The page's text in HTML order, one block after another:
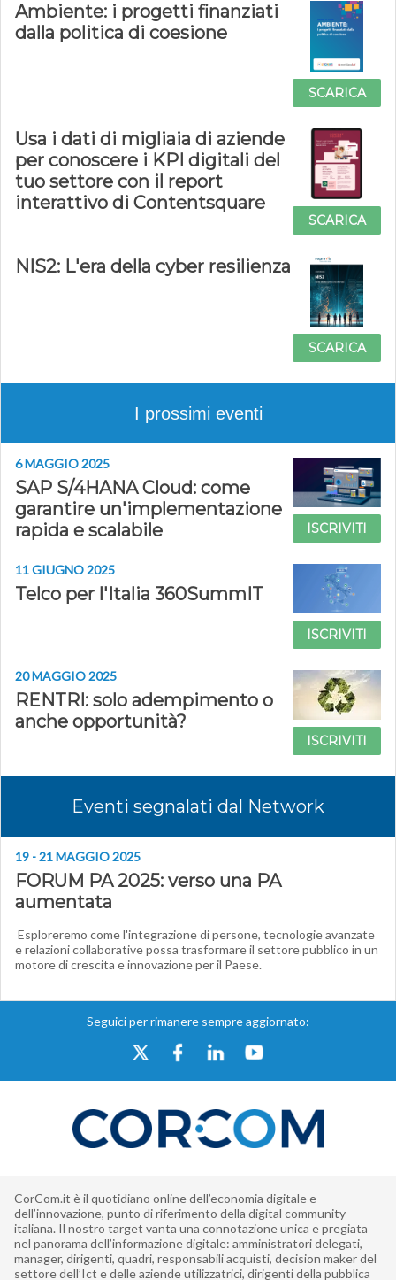
Ambiente: i progetti finanziati
dalla politica di coesione
SCARICA
Usa i dati di migliaia di aziende
per conoscere i KPI digitali del
tuo settore con il report
interattivo di Contentsquare
SCARICA
NIS2: L'era della cyber resilienza
SCARICA
I prossimi eventi
6 MAGGIO 2025
SAP S/4HANA Cloud: come
garantire un'implementazione
rapida e scalabile
ISCRIVITI
11 GIUGNO 2025
Telco per l'Italia 360SummIT
ISCRIVITI
20 MAGGIO 2025
RENTRI: solo adempimento o
anche opportunità?
ISCRIVITI
Eventi segnalati dal Network
19 - 21 MAGGIO 2025
FORUM PA 2025: verso una PA
aumentata
Esploreremo come l'integrazione di persone, tecnologie avanzate
e relazioni collaborative possa trasformare il settore pubblico in un
motore di crescita e innovazione per il Paese.
Seguici per rimanere sempre aggiornato:
CorCom.it è il quotidiano online dell’economia digitale e
dell’innovazione, punto di riferimento della digital community
italiana. Il nostro target vanta una connotazione unica e pregiata
nel panorama dell’informazione digitale: amministratori delegati,
manager, dirigenti, quadri, responsabili acquisti, decision maker del
settore dell’Ict e delle aziende utilizzatrici, dirigenti della pubblica